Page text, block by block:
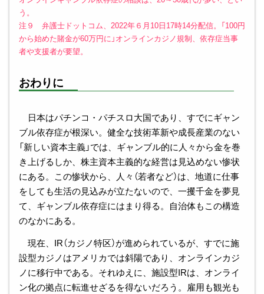
う。
注９ 弁護士ドットコム、2022年６月10日17時14分配信。「100円
から始めた賭金が60万円に」オンラインカジノ規制、依存症当事
者や支援者が要望。
おわりに
日本はパチンコ・パチスロ大国であり、すでにギャン
ブル依存症が根深い。健全な技術革新や成長産業のない
「新しい資本主義」では、ギャンブル的に人々から金を巻
き上げるしか、株主資本主義的な経営は見込めない惨状
にある。この惨状から、人々（若者など）は、地道に仕事
をしても生活の見込みが立たないので、一攫千金を夢見
て、ギャンブル依存症にはまり得る。自治体もこの構造
のなかにある。
現在、IR（カジノ特区）が進められているが、すでに施
設型カジノはアメリカでは斜陽であり、オンラインカジ
ノに移行中である。それゆえに、施設型IRは、オンライ
ン化の拠点に転進せざるを得ないだろう。雇用も観光も